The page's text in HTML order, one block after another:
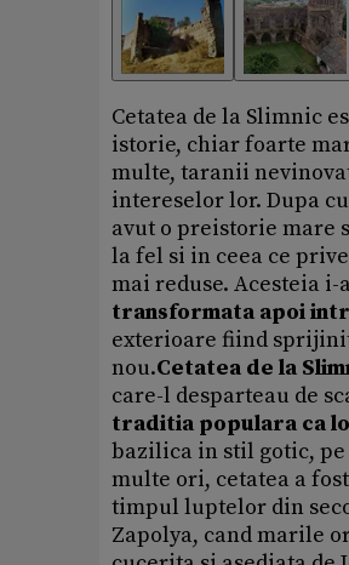
Cetatea de la Slimnic
istorie, chiar foarte
multe, taranii
intereselor lor. Dupa
avut o preistorie mare
la fel si in ceea ce
mai reduse. Acesteia
transformata apoi
exterioare fiind
nou.Cetatea de la
care-l desparteau de
traditia populara ca
bazilica in stil gotic,
multe ori, cetatea a
timpul luptelor din
Zapolya, cand marile